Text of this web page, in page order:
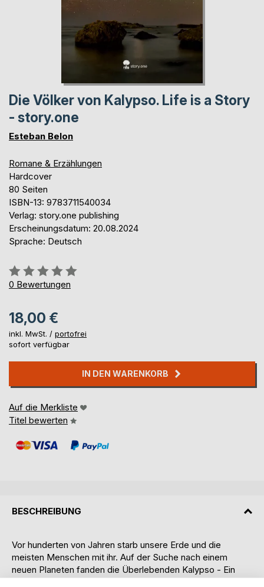
Die Völker von Kalypso. Life is a Story
- story.one
Esteban Belon
Romane & Erzählungen
Hardcover
80 Seiten
ISBN-13: 9783711540034
Verlag: story.one publishing
Erscheinungsdatum: 20.08.2024
Sprache: Deutsch
Bewertung::
0%
0 Bewertungen
18,00 €
inkl. MwSt. / portofrei
sofort verfügbar
IN DEN WARENKORB
Auf die Merkliste
Titel bewerten
BESCHREIBUNG
Vor hunderten von Jahren starb unsere Erde und die
meisten Menschen mit ihr. Auf der Suche nach einem
neuen Planeten fanden die Überlebenden Kalypso - Ein